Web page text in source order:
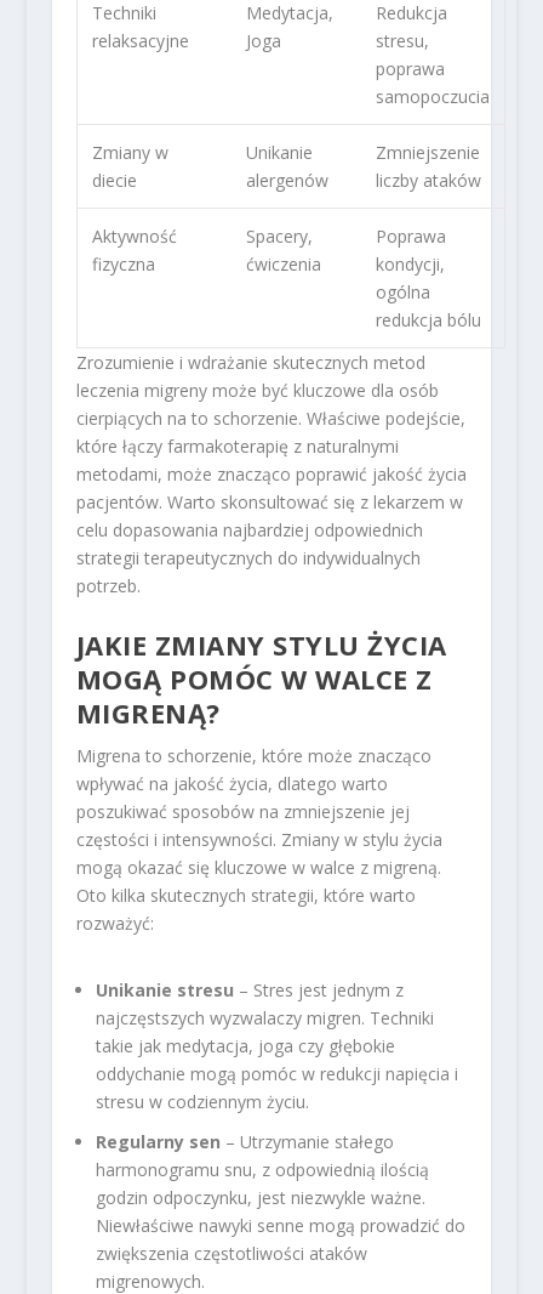
Techniki
relaksacyjne
Medytacja,
Joga
Redukcja
stresu,
poprawa
samopoczucia
Zmiany w
diecie
Unikanie
alergenów
Zmniejszenie
liczby ataków
Aktywność
fizyczna
Spacery,
ćwiczenia
Poprawa
kondycji,
ogólna
redukcja bólu
Zrozumienie i wdrażanie skutecznych metod
leczenia migreny może być kluczowe dla osób
cierpiących na to schorzenie. Właściwe podejście,
które łączy farmakoterapię z naturalnymi
metodami, może znacząco poprawić jakość życia
pacjentów. Warto skonsultować się z lekarzem w
celu dopasowania najbardziej odpowiednich
strategii terapeutycznych do indywidualnych
potrzeb.
JAKIE ZMIANY STYLU ŻYCIA
MOGĄ POMÓC W WALCE Z
MIGRENĄ?
Migrena to schorzenie, które może znacząco
wpływać na jakość życia, dlatego warto
poszukiwać sposobów na zmniejszenie jej
częstości i intensywności. Zmiany w stylu życia
mogą okazać się kluczowe w walce z migreną.
Oto kilka skutecznych strategii, które warto
rozważyć:
Unikanie stresu – Stres jest jednym z
najczęstszych wyzwalaczy migren. Techniki
takie jak medytacja, joga czy głębokie
oddychanie mogą pomóc w redukcji napięcia i
stresu w codziennym życiu.
Regularny sen – Utrzymanie stałego
harmonogramu snu, z odpowiednią ilością
godzin odpoczynku, jest niezwykle ważne.
Niewłaściwe nawyki senne mogą prowadzić do
zwiększenia częstotliwości ataków
migrenowych.